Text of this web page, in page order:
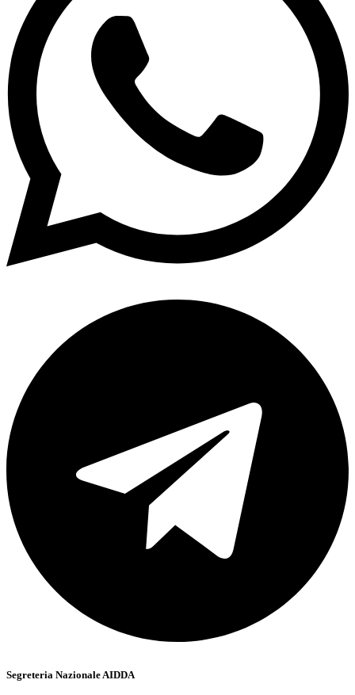
Segreteria Nazionale AIDDA